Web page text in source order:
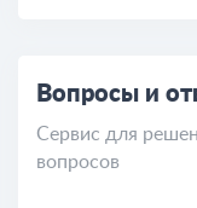
Вопросы и
Сервис для
вопросов